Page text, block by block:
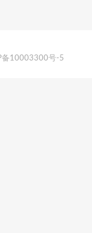
备10003300号-5